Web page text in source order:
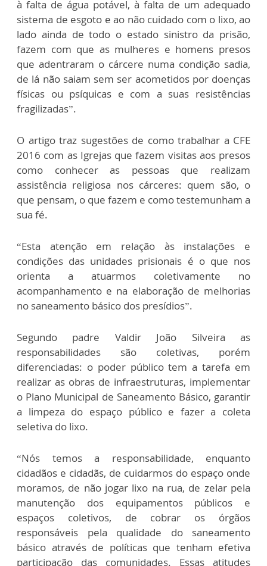
à falta de água potável, à falta de um adequado
sistema de esgoto e ao não cuidado com o lixo, ao
lado ainda de todo o estado sinistro da prisão,
fazem com que as mulheres e homens presos
que adentraram o cárcere numa condição sadia,
de lá não saiam sem ser acometidos por doenças
físicas ou psíquicas e com a suas resistências
fragilizadas”.
O artigo traz sugestões de como trabalhar a CFE
2016 com as Igrejas que fazem visitas aos presos
como conhecer as pessoas que realizam
assistência religiosa nos cárceres: quem são, o
que pensam, o que fazem e como testemunham a
sua fé.
“Esta atenção em relação às instalações e
condições das unidades prisionais é o que nos
orienta a atuarmos coletivamente no
acompanhamento e na elaboração de melhorias
no saneamento básico dos presídios”.
Segundo padre Valdir João Silveira as
responsabilidades são coletivas, porém
diferenciadas: o poder público tem a tarefa em
realizar as obras de infraestruturas, implementar
o Plano Municipal de Saneamento Básico, garantir
a limpeza do espaço público e fazer a coleta
seletiva do lixo.
“Nós temos a responsabilidade, enquanto
cidadãos e cidadãs, de cuidarmos do espaço onde
moramos, de não jogar lixo na rua, de zelar pela
manutenção dos equipamentos públicos e
espaços coletivos, de cobrar os órgãos
responsáveis pela qualidade do saneamento
básico através de políticas que tenham efetiva
participação das comunidades. Essas atitudes